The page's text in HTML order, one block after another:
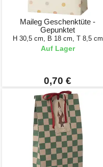
Maileg Geschenktüte -
Gepunktet
H 30,5 cm, B 18 cm, T 8,5 cm
Auf Lager
0,70 €